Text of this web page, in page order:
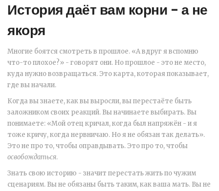
История даёт вам корни - а не
якоря
Многие боятся смотреть в прошлое. «А вдруг я вспомню
что-то плохое?» - говорят они. Но прошлое - это не место,
куда нужно возвращаться. Это карта, которая показывает,
где вы начали.
Когда вы знаете, как вы выросли, вы перестаёте быть
заложником своих реакций. Вы начинаете выбирать. Вы
понимаете: «Мой отец кричал, когда был напряжён - и я
тоже кричу, когда нервничаю. Но я не обязан так делать».
Это не про то, чтобы оправдывать. Это про то, чтобы
освобождаться.
Знать свою историю - значит перестать жить по чужим
сценариям. Вы не обязаны быть таким, как ваша мать. Вы не